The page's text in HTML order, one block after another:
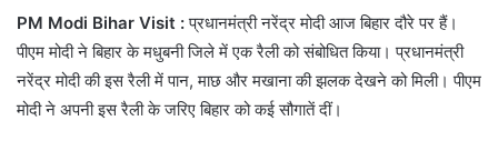
PM Modi Bihar Visit :प्रधानमंत्री नरेंद्र मोदी आज बिहार दौरे पर हैं।
पीएम मोदी ने बिहार के मधुबनी जिले में एक रैली को संबोधित किया। प्रधानमंत्री
नरेंद्र मोदी की इस रैली में पान, माछ और मखाना की झलक देखने को मिली। पीएम
मोदी ने अपनी इस रैली के जरिए बिहार को कई सौगातें दीं।